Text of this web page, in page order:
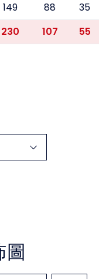
149 88 35
230 107 55
圖